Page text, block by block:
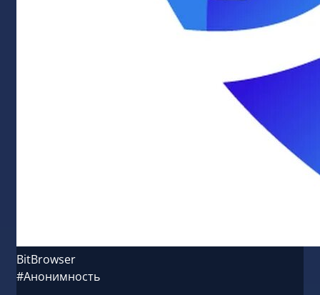
BitBrowser
#Анонимность